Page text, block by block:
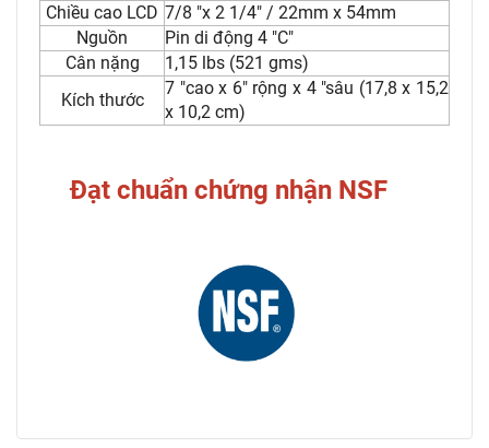
Chiều cao LCD 7/8 "x 2 1/4" / 22mm x 54mm
Nguồn
Pin di động 4 "C"
Cân nặng
1,15 lbs (521 gms)
Kích thước
7 "cao x 6" rộng x 4 "sâu (17,8 x 15,2
x 10,2 cm)
Đạt chuẩn chứng nhận NSF